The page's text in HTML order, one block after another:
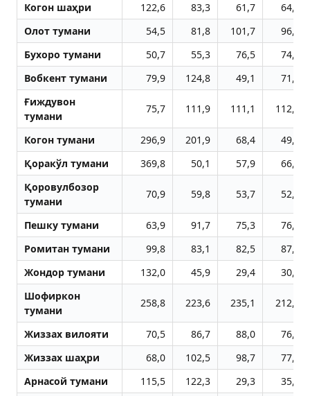
Когон шаҳри
122,6 83,3 61,7
64,3
Олот тумани
54,5 81,8 101,7
96,7
Бухоро тумани
50,7 55,3 76,5
74,1
Вобкент тумани
79,9 124,8 49,1
71,4
Ғиждувон
тумани
75,7 111,9 111,1 112,3
Когон тумани 296,9 201,9 68,4
49,5
Қоракўл тумани
369,8 50,1 57,9
66,7
Қоровулбозор
тумани
70,9 59,8 53,7 52,1
Пешку тумани 63,9 91,7 75,3
76,7
Ромитан тумани
99,8 83,1 82,5
87,1
Жондор тумани
132,0 45,9 29,4
30,5
Шофиркон
тумани
258,8 223,6 235,1 212,2
Жиззах вилояти 70,5 86,7 88,0
76,3
Жиззах шаҳри
68,0 102,5 98,7
77,0
Aрнасой тумани
115,5 122,3 29,3
35,6